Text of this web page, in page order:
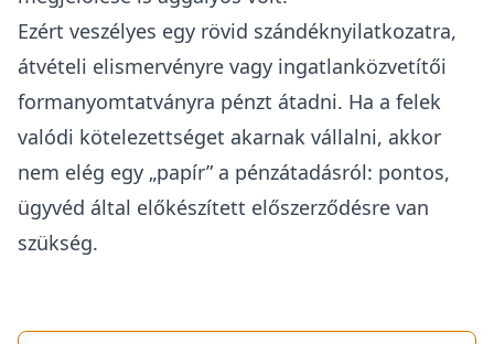
Ezért veszélyes egy rövid szándéknyilatkozatra,
átvételi elismervényre vagy ingatlanközvetítői
formanyomtatványra pénzt átadni. Ha a felek
valódi kötelezettséget akarnak vállalni, akkor
nem elég egy „papír” a pénzátadásról: pontos,
ügyvéd által előkészített előszerződésre van
szükség.